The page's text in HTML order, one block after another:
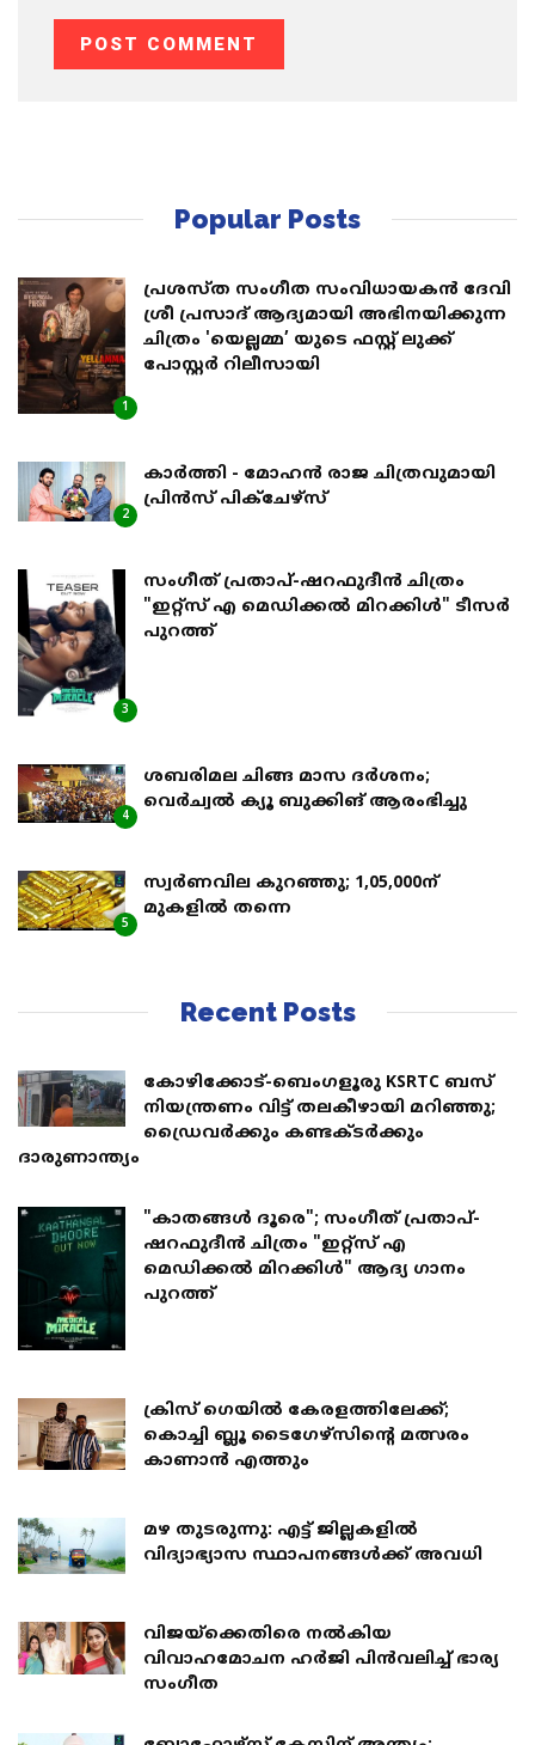
Popular Posts
1
പ്രശസ്ത സംഗീത സംവിധായകൻ ദേവി
ശ്രീ പ്രസാദ് ആദ്യമായി അഭിനയിക്കുന്ന
ചിത്രം 'യെല്ലമ്മ’ യുടെ ഫസ്റ്റ് ലുക്ക്
പോസ്റ്റർ റിലീസായി
2
കാർത്തി - മോഹൻ രാജ ചിത്രവുമായി
പ്രിൻസ് പിക്ചേഴ്സ്
3
സംഗീത് പ്രതാപ്-ഷറഫുദീൻ ചിത്രം
"ഇറ്റ്സ് എ മെഡിക്കൽ മിറക്കിൾ" ടീസർ
പുറത്ത്
4
ശബരിമല ചിങ്ങ മാസ ദര്‍ശനം;
വെര്‍ച്വല്‍ ക്യൂ ബുക്കിങ് ആരംഭിച്ചു
5
സ്വര്‍ണവില കുറഞ്ഞു; 1,05,000ന്
മുകളില്‍ തന്നെ
Recent Posts
കോഴിക്കോട്-ബെംഗളൂരു KSRTC ബസ്
നിയന്ത്രണം വിട്ട് തലകീഴായി മറിഞ്ഞു;
ഡ്രെെവർക്കും കണ്ടക്ടർക്കും
ദാരുണാന്ത്യം
"കാതങ്ങൾ ദൂരെ"; സംഗീത് പ്രതാപ്-
ഷറഫുദീൻ ചിത്രം "ഇറ്റ്സ് എ
മെഡിക്കൽ മിറക്കിൾ" ആദ്യ ഗാനം
പുറത്ത്
ക്രിസ് ഗെയിൽ കേരളത്തിലേക്ക്;
കൊച്ചി ബ്ലൂ ടൈഗേഴ്സിന്റെ മത്സരം
കാണാൻ എത്തും
മഴ തുടരുന്നു: എട്ട് ജില്ലകളില്‍
വിദ്യാഭ്യാസ സ്ഥാപനങ്ങള്‍ക്ക് അവധി
വിജയ്ക്കെതിരെ നൽകിയ
വിവാഹമോചന ഹർജി പിൻവലിച്ച് ഭാര്യ
സം​ഗീത